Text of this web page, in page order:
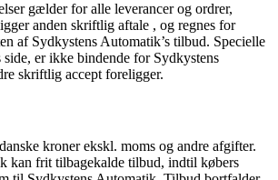
gælder for alle leverancer og ordrer,
anden skriftlig aftale , og regnes for
af Sydkystens Automatik’s tilbud. Specielle
side, er ikke bindende for Sydkystens
skriftlig accept foreligger.
kroner ekskl. moms og andre afgifter.
kan frit tilbagekalde tilbud, indtil købers